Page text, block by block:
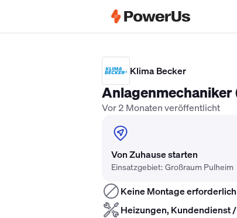
Klima Becker
Vor 2 Monaten veröffentlicht
Von Zuhause starten
Einsatzgebiet: Großraum Pulheim
Keine Montage erforderlich
Heizungen, Kundendienst